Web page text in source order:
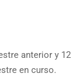
anterior y 12
en curso.